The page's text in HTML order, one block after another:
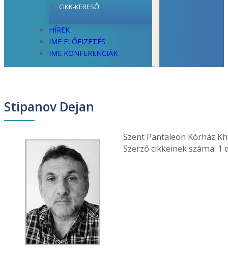
CIKK-KERESŐ
HÍREK
IME ELŐFIZETÉS
IME KONFERENCIÁK
Stipanov Dejan
Szent Pantaleon Kórház
Szerző cikkeinek száma: 1